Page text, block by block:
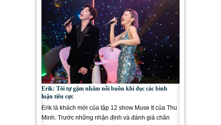
Erik: Tôi tự gặm nhấm nỗi buồn khi đọc các bình
luận tiêu cực
Erik là khách mời của tập 12 show Muse It của Thu
Minh. Trước những nhận định và đánh giá chân